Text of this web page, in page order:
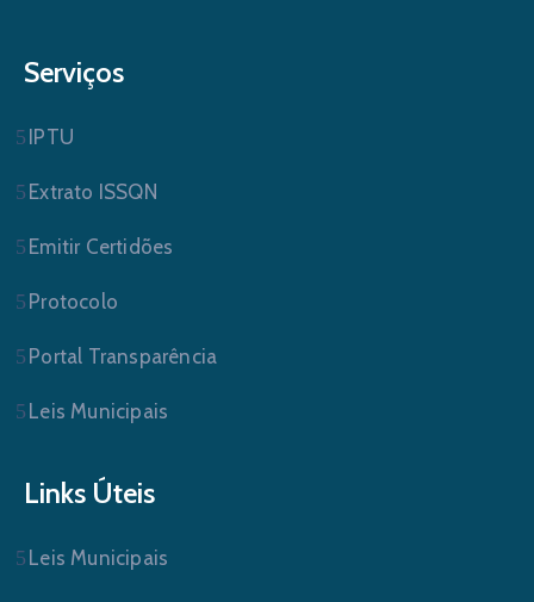
Serviços
IPTU
Extrato ISSQN
Emitir Certidões
Protocolo
Portal Transparência
Leis Municipais
Links Úteis
Leis Municipais